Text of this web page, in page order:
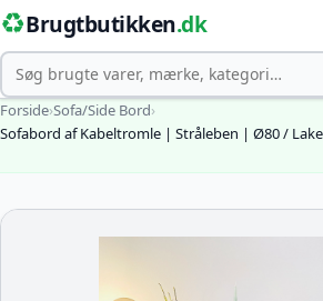
♻️Brugtbutikken.dk
Søg
Forside›Sofa/Side Bord›
Sofabord af Kabeltromle | Stråleben | Ø80 /